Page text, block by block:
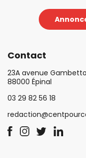
Contact
23A avenue Gambetta
88000 Épinal
03 29 82 56 18